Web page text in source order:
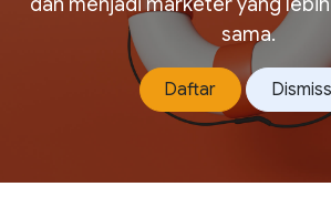
sama.
Daftar Dismiss